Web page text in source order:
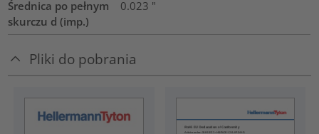
Średnica po pełnym
skurczu d (imp.)
0.023 "
Pliki do pobrania